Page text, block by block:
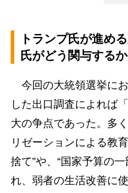
トランプ氏が進め
氏がどう関与するか
今回の大統領選挙に
した出口調査によれば
大の争点であった。多
リゼーションによる教
捨て”や、“国家予算の
れ、弱者の生活改善に